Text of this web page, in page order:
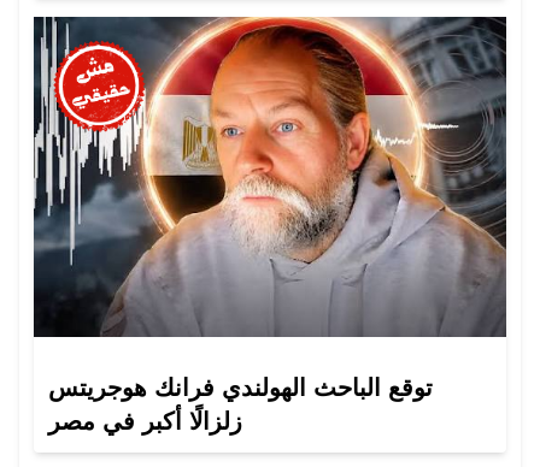
توقع الباحث الهولندي فرانك هوجريتس
زلزالًا أكبر في مصر